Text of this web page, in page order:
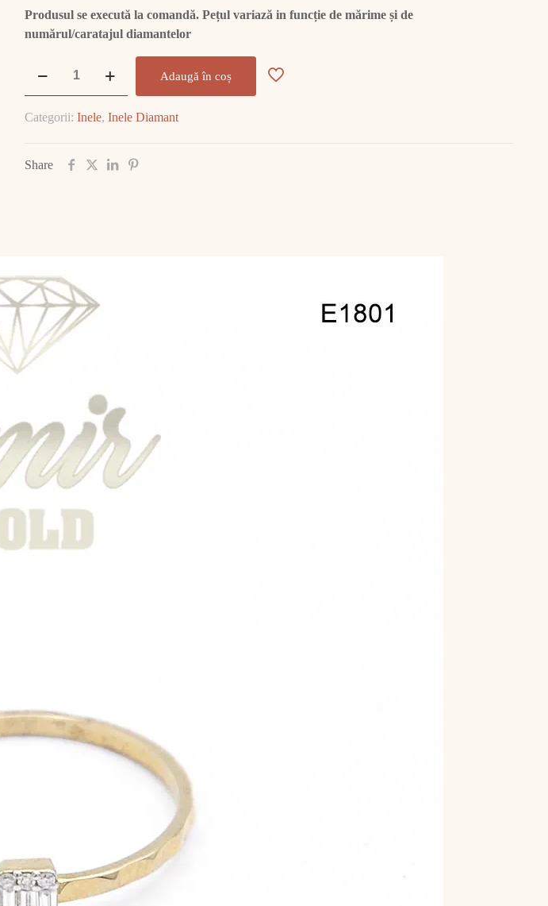
Produsul se execută la comandă. Pețul variază in funcție de mărime și de
numărul/caratajul diamantelor
Cu
E1801
Adaugă în coș
Categorii: Inele, Inele Diamant
Share